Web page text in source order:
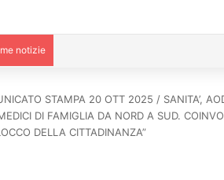
notizie
STAMPA 20 OTT 2025 / SANITA’,
DI FAMIGLIA DA NORD A SUD.
DELLA CITTADINANZA”